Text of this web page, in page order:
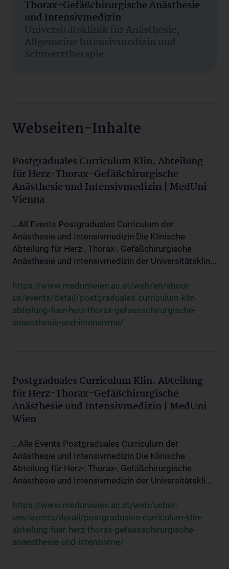
Thorax-Gefäßchirurgische Anästhesie
und Intensivmedizin
Universitätsklinik für Anästhesie,
Allgemeine Intensivmedizin und
Schmerztherapie
Webseiten-Inhalte
Postgraduales Curriculum Klin. Abteilung
für Herz-Thorax-Gefäßchirurgische
Anästhesie und Intensivmedizin | MedUni
Vienna
...All Events Postgraduales Curriculum der
Anästhesie und Intensivmedizin Die Klinische
Abteilung für Herz-, Thorax-, Gefäßchirurgische
Anästhesie und Intensivmedizin der Universitätsklin...
https://www.meduniwien.ac.at/web/en/about-
us/events/detail/postgraduales-curriculum-klin-
abteilung-fuer-herz-thorax-gefaesschirurgische-
anaesthesie-und-intensivme/
Postgraduales Curriculum Klin. Abteilung
für Herz-Thorax-Gefäßchirurgische
Anästhesie und Intensivmedizin | MedUni
Wien
...Alle Events Postgraduales Curriculum der
Anästhesie und Intensivmedizin Die Klinische
Abteilung für Herz-, Thorax-, Gefäßchirurgische
Anästhesie und Intensivmedizin der Universitätskli...
https://www.meduniwien.ac.at/web/ueber-
uns/events/detail/postgraduales-curriculum-klin-
abteilung-fuer-herz-thorax-gefaesschirurgische-
anaesthesie-und-intensivme/